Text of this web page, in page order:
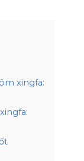
xingfa: